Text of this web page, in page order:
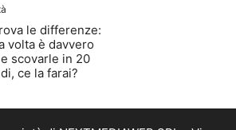
le differenze:
volta è davvero
scovarle in 20
ce la farai?